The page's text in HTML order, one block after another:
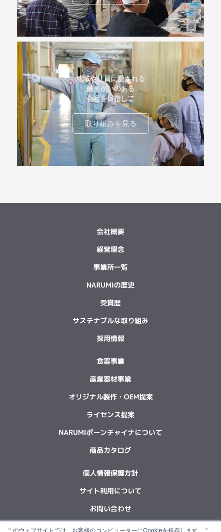
このウェブサイトでは、お客様のコンピューターにCookieを保存します。こ
地域や社員に愛される
働きがいのある
会社を目指して
取り組みを見る
会社概要
経営理念
事業所一覧
NARUMIの歴史
受賞歴
サステナブルな取り組み
採用情報
食器事業
産業器材事業
オリジナル製作・OEM提案
ライセンス提案
NARUMIボーンチャイナについて
商品カタログ
個人情報保護方針
サイト利用について
お問い合わせ